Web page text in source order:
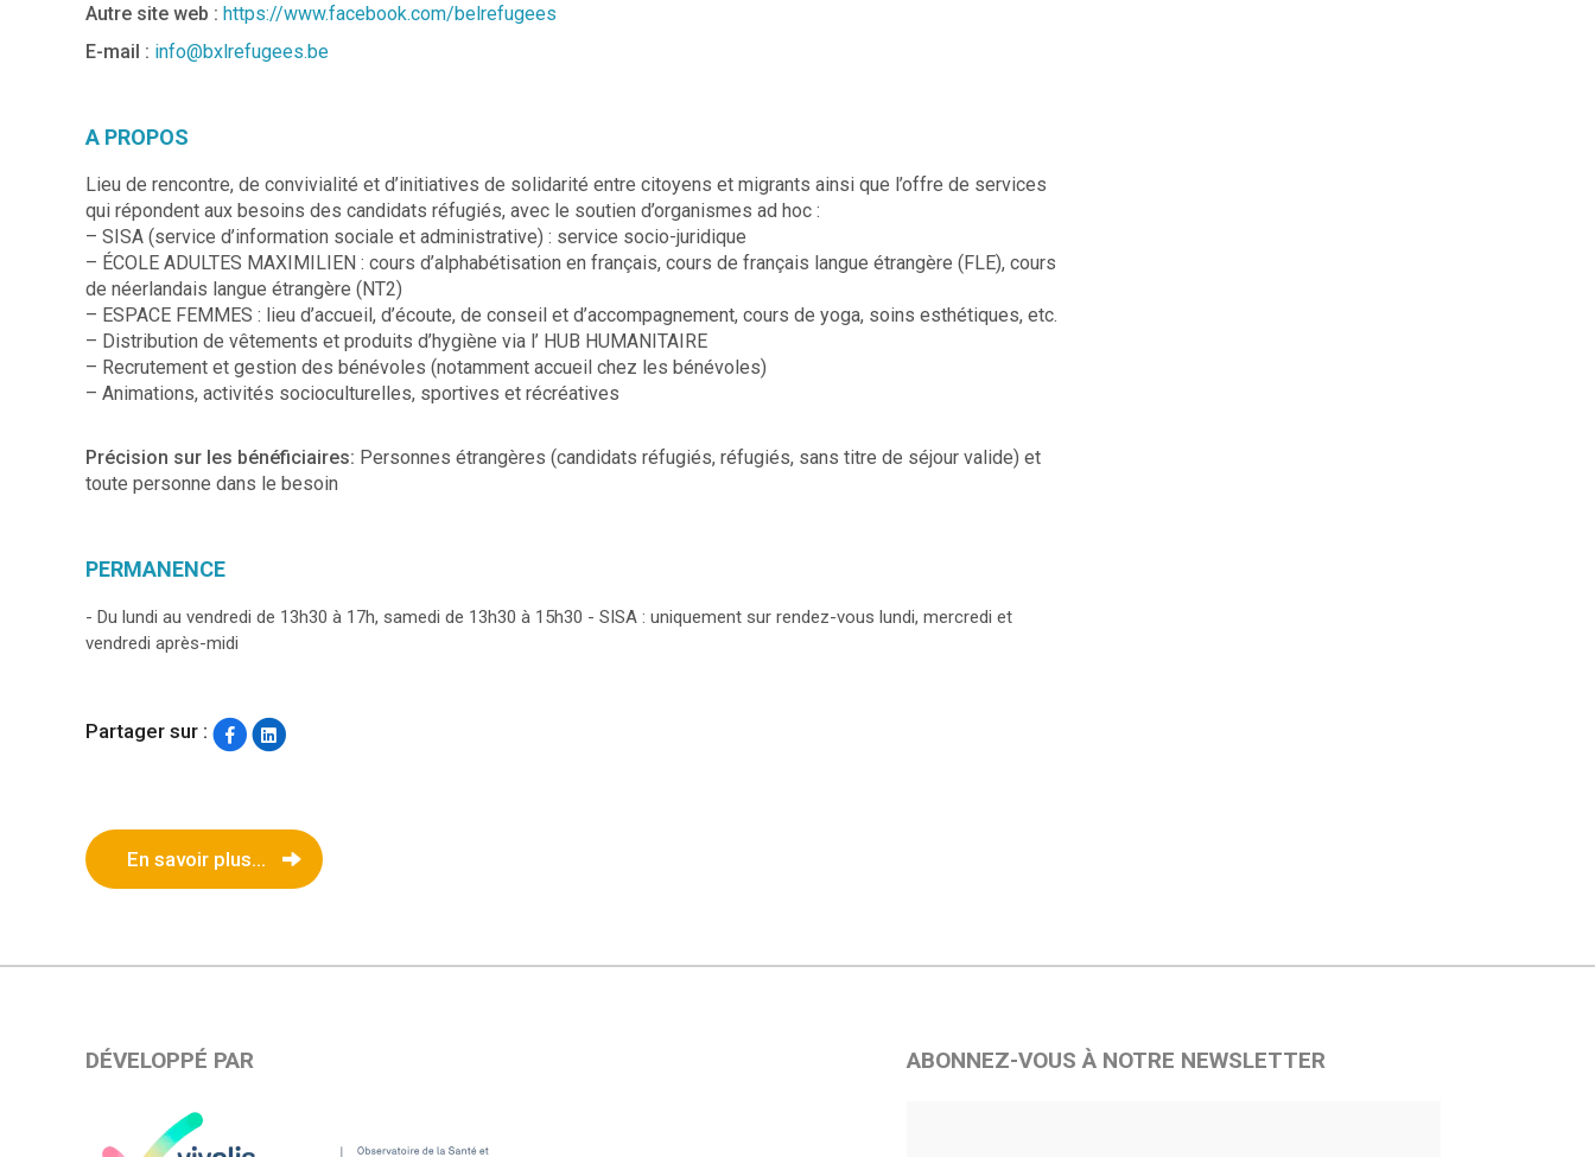
Autre site web : https://www.facebook.com/belrefugees
E-mail : info@bxlrefugees.be
A PROPOS
Lieu de rencontre, de convivialité et d’initiatives de solidarité entre citoyens et migrants ainsi que l’offre de services
qui répondent aux besoins des candidats réfugiés, avec le soutien d’organismes ad hoc :
– SISA (service d’information sociale et administrative) : service socio-juridique
– ÉCOLE ADULTES MAXIMILIEN : cours d’alphabétisation en français, cours de français langue étrangère (FLE), cours
de néerlandais langue étrangère (NT2)
– ESPACE FEMMES : lieu d’accueil, d’écoute, de conseil et d’accompagnement, cours de yoga, soins esthétiques, etc.
– Distribution de vêtements et produits d’hygiène via l’ HUB HUMANITAIRE
– Recrutement et gestion des bénévoles (notamment accueil chez les bénévoles)
– Animations, activités socioculturelles, sportives et récréatives
Précision sur les bénéficiaires: Personnes étrangères (candidats réfugiés, réfugiés, sans titre de séjour valide) et
toute personne dans le besoin
PERMANENCE
- Du lundi au vendredi de 13h30 à 17h, samedi de 13h30 à 15h30 - SISA : uniquement sur rendez-vous lundi, mercredi et
vendredi après-midi
Partager sur :
En savoir plus...
DÉVELOPPÉ PAR ABONNEZ-VOUS À NOTRE NEWSLETTER